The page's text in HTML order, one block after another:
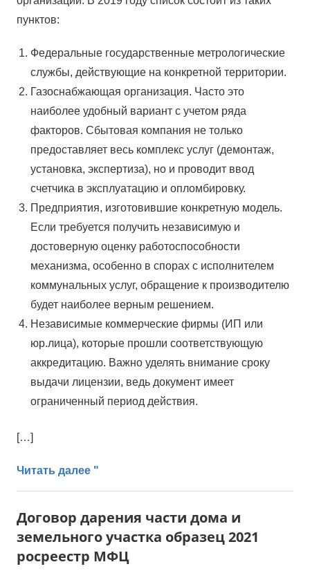
пунктов:
Федеральные государственные метрологические
службы, действующие на конкретной территории.
Газоснабжающая организация. Часто это
наиболее удобный вариант с учетом ряда
факторов. Сбытовая компания не только
предоставляет весь комплекс услуг (демонтаж,
установка, экспертиза), но и проводит ввод
счетчика в эксплуатацию и опломбировку.
Предприятия, изготовившие конкретную модель.
Если требуется получить независимую и
достоверную оценку работоспособности
механизма, особенно в спорах с исполнителем
коммунальных услуг, обращение к производителю
будет наиболее верным решением.
Независимые коммерческие фирмы (ИП или
юр.лица), которые прошли соответствующую
аккредитацию. Важно уделять внимание сроку
выдачи лицензии, ведь документ имеет
ограниченный период действия.
[…]
Читать далее "
Договор дарения части дома и
земельного участка образец 2021
росреестр МФЦ